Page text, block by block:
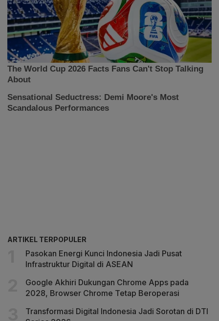
ARTIKEL TERPOPULER
Pasokan Energi Kunci Indonesia Jadi Pusat
Infrastruktur Digital di ASEAN
Google Akhiri Dukungan Chrome Apps pada
2028, Browser Chrome Tetap Beroperasi
Transformasi Digital Indonesia Jadi Sorotan di DTI